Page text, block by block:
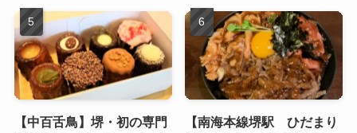
【中百舌鳥】堺・初の専門
【南海本線堺駅 ひだまり